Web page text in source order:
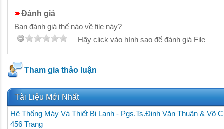
Đánh giá
Bạn đánh giá thế nào về file này?
Hãy click vào hình sao để đánh giá File
Tham gia thảo luận
Tài Liệu Mới Nhất
Hệ Thống Máy Và Thiết Bị Lạnh - Pgs.Ts.Đinh Văn Thuận & Võ
456 Trang